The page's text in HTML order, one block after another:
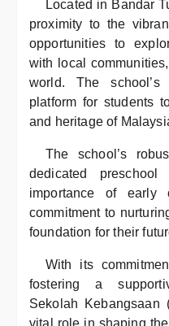
Located in Bandar
proximity to the
opportunities to
with local
world. The
platform for students
and heritage of
The school’s
dedicated
importance of early
commitment to
foundation for their
With its
fostering a
Sekolah
vital role in shaping